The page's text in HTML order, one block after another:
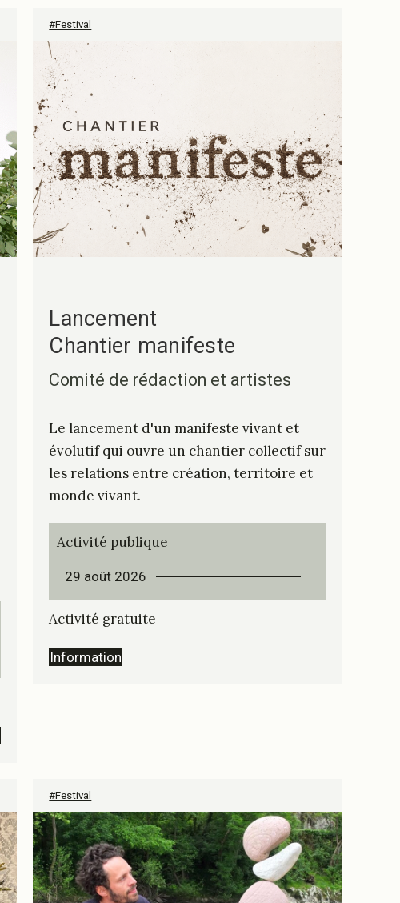
#Festival
Lancement
Chantier manifeste
Comité de rédaction et artistes
Le lancement d'un manifeste vivant et
évolutif qui ouvre un chantier collectif sur
les relations entre création, territoire et
monde vivant.
Activité publique
29 août 2026
Activité gratuite
Information
#Festival